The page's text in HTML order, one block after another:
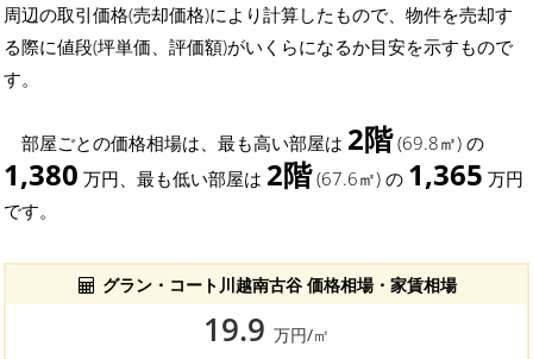
周辺の取引価格(売却価格)により計算したもので、物件を売却す
る際に値段(坪単価、評価額)がいくらになるか目安を示すもので
す。
部屋ごとの価格相場は、最も高い部屋は 2階(69.8㎡) の
1,380 万円、最も低い部屋は 2階(67.6㎡) の 1,365 万円
です。
グラン・コート川越南古谷 価格相場・家賃相場
19.9 万円/㎡